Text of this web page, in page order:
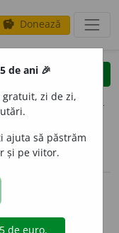
savings Donează
clear
opțiuni
de ani 🎉
zi de zi,
ajuta să păstrăm
și pe viitor.